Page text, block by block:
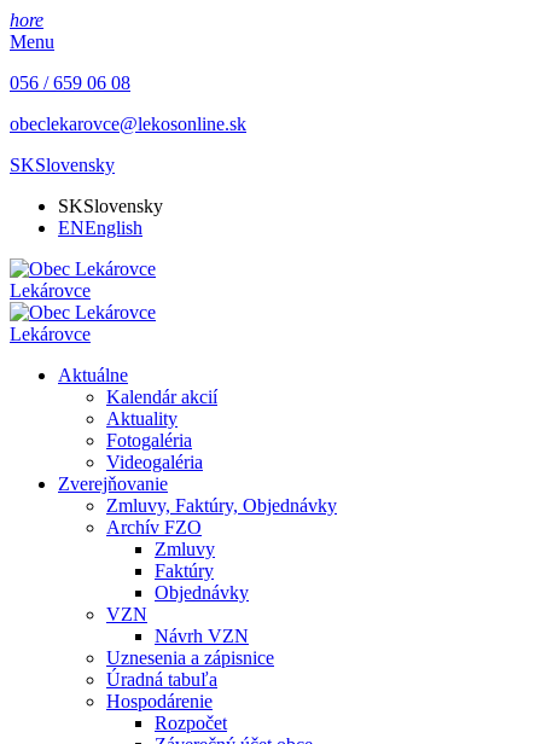
hore
Menu
056 / 659 06 08
obeclekarovce@lekosonline.sk
SKSlovensky
SKSlovensky
ENEnglish
Lekárovce
Lekárovce
Aktuálne
Kalendár akcií
Aktuality
Fotogaléria
Videogaléria
Zverejňovanie
Zmluvy, Faktúry, Objednávky
Archív FZO
Zmluvy
Faktúry
Objednávky
VZN
Návrh VZN
Uznesenia a zápisnice
Úradná tabuľa
Hospodárenie
Rozpočet